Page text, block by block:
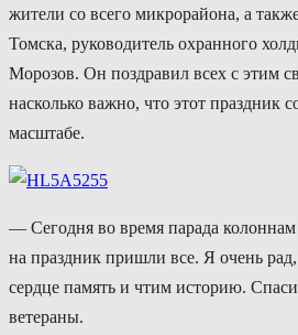
жители со всего микрорайона, а
Томска, руководитель охранного
Морозов. Он поздравил всех с этим
насколько важно, что этот праздник
масштабе.
— Сегодня во время парада
на праздник пришли все. Я очень
сердце память и чтим историю.
ветераны.